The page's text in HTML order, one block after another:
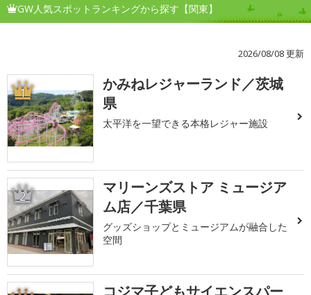
GW人気スポットランキングから探す【関東】
2026/08/08 更新
1
かみねレジャーランド／茨城
県
太平洋を一望できる本格レジャー施設
2
マリーンズストア ミュージア
ム店／千葉県
グッズショップとミュージアムが融合した
空間
コジマ子どもサイエンスパー